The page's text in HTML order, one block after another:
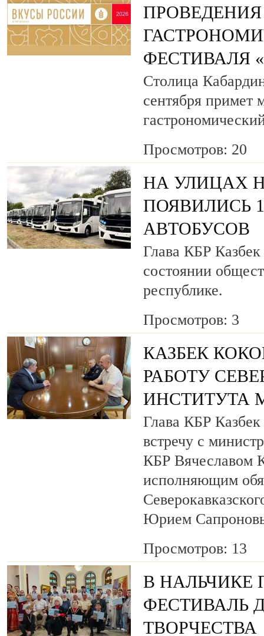
ПРОВЕДЕНИЯ
ФЕСТИВАЛЯ
Столица
сентября примет
Просмотров: 20
НА УЛИЦАХ
ПОЯВИЛИСЬ
АВТОБУСОВ
Глава КБР
состоянии
республике.
Просмотров: 3
КАЗБЕК
РАБОТУ
ИНСТИТУТА
Глава КБР
встречу с
КБР Вячеславом
исполняющим
Юрием
Просмотров: 13
В НАЛЬЧИКЕ
ФЕСТИВАЛЬ
ТВОРЧЕСТВА